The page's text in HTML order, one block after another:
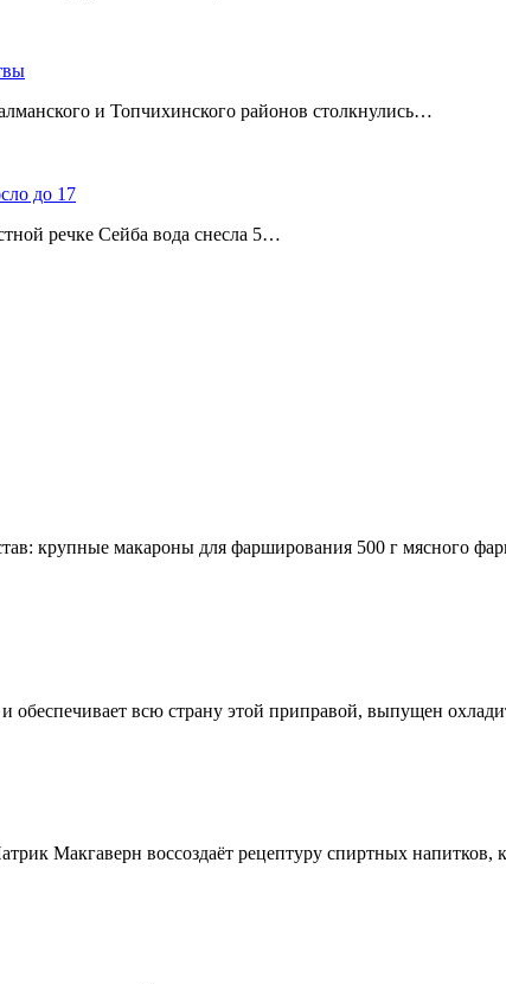
и Топчихинского районов столкнулись…
до 17
речке Сейба вода снесла 5…
крупные макароны для фарширования 500 г мясного
обеспечивает всю страну этой приправой, выпущен
Макгаверн воссоздаёт рецептуру спиртных